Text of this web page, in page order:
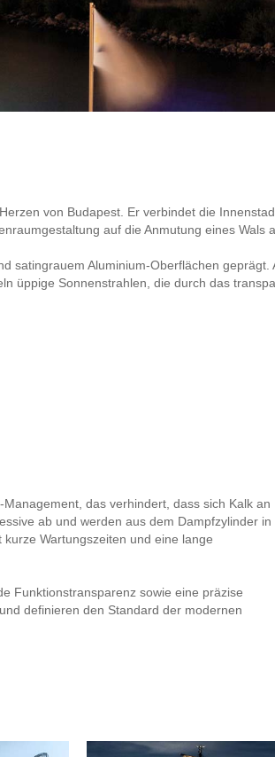
von Budapest. Er verbindet die
auf die Anmutung eines Wals
satingrauem Aluminium-Oberflächen
üppige Sonnenstrahlen, die durch das
das verhindert, dass sich Kalk an
ab und werden aus dem Dampfzylinder in
Wartungszeiten und eine lange
Funktionstransparenz sowie eine präzise
definieren den Standard der modernen